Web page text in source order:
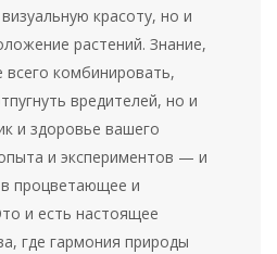
красоту, но и
растений. Знание,
всего комбинировать,
вредителей, но и
и здоровье вашего
и экспериментов — и
процветающее и
и есть настоящее
где гармония природы